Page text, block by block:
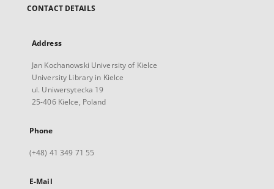
CONTACT DETAILS
Address
Jan Kochanowski University of Kielce
University Library in Kielce
ul. Uniwersytecka 19
25-406 Kielce, Poland
Phone
(+48) 41 349 71 55
E-Mail